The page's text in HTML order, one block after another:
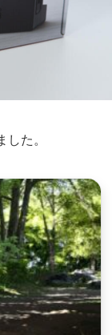
た。